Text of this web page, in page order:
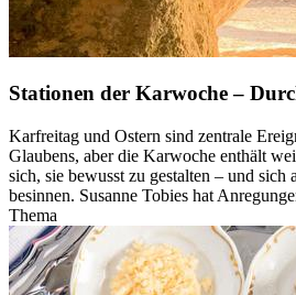
Stationen der Karwoche –
Karfreitag und Ostern sind zentrale
Glaubens, aber die Karwoche enthält
sich, sie bewusst zu gestalten – und sich
besinnen. Susanne Tobies hat
Thema